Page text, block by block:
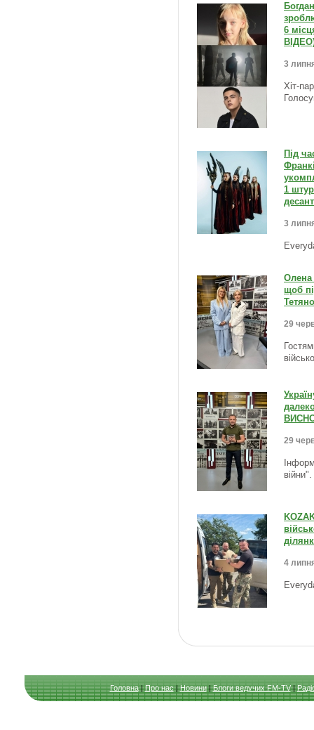
6
3
Хіт-
Під
1
3
Олена
щоб
29
29
4
Головна|Про нас|Новини|Блоги ведучих FM-TV|